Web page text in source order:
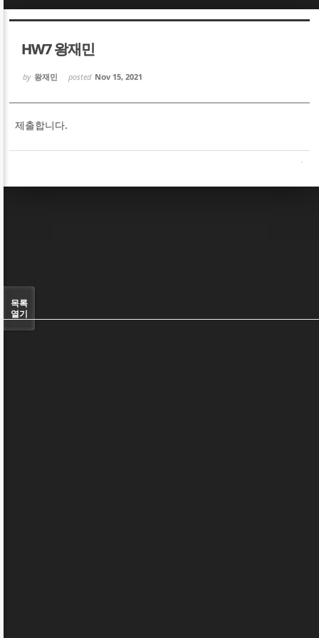
HW7 왕재민
by 왕재민 posted Nov 15, 2021
제출합니다.
목록
열기
Sketchbook5, 스케치북5
Sketchbook5, 스케치북5
Sketchbook5, 스케치북5
Sketchbook5, 스케치북5